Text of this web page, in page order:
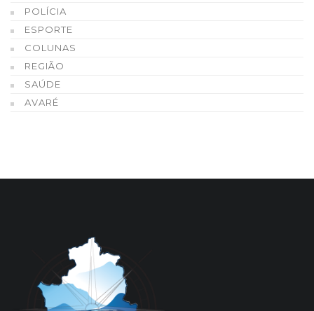
POLÍCIA
ESPORTE
COLUNAS
REGIÃO
SAÚDE
AVARÉ